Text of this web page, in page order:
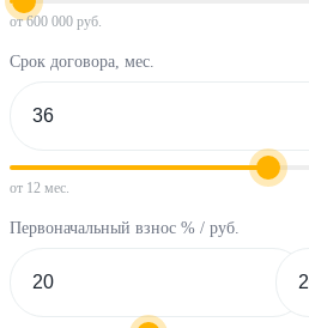
от 600 000 руб.
Срок договора, мес.
от 12 мес.
Первоначальный взнос % / руб.